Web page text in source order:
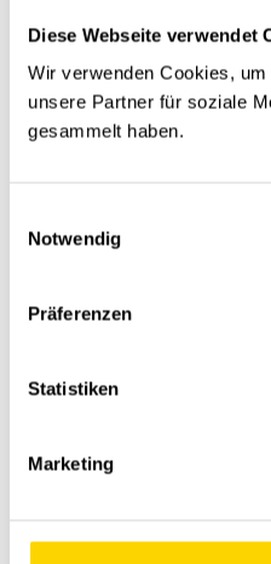
Diese Webseite verwendet
Wir verwenden Cookies,
unsere Partner für soziale
gesammelt haben.
Notwendig
Präferenzen
Statistiken
Marketing